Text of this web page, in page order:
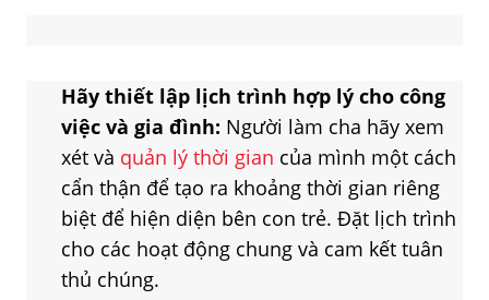
Hãy thiết lập lịch trình hợp lý cho công
việc và gia đình: Người làm cha hãy xem
xét và quản lý thời gian của mình một cách
cẩn thận để tạo ra khoảng thời gian riêng
biệt để hiện diện bên con trẻ. Đặt lịch trình
cho các hoạt động chung và cam kết tuân
thủ chúng.